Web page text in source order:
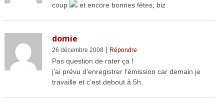
coup
et encore bonnes fêtes, biz
domie
26 décembre 2008 | Répondre
Pas question de rater ça !
j’ai prévu d’enregistrer l’émission car demain je
travaille et c’est debout à 5h.